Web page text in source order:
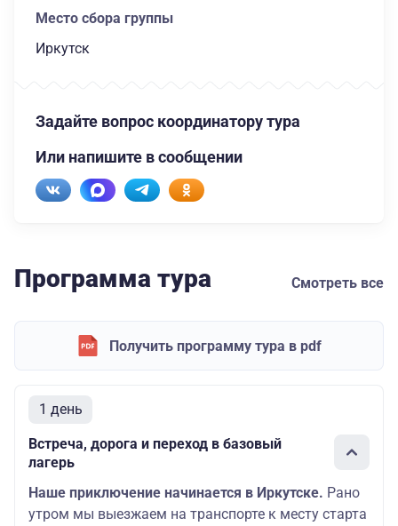
Место сбора группы
Иркутск
Задайте вопрос координатору тура
Или напишите в сообщении
Программа тура Смотреть все
Получить программу тура в pdf
1 день
Встреча, дорога и переход в базовый
лагерь
Наше приключение начинается в Иркутске. Рано
утром мы выезжаем на транспорте к месту старта